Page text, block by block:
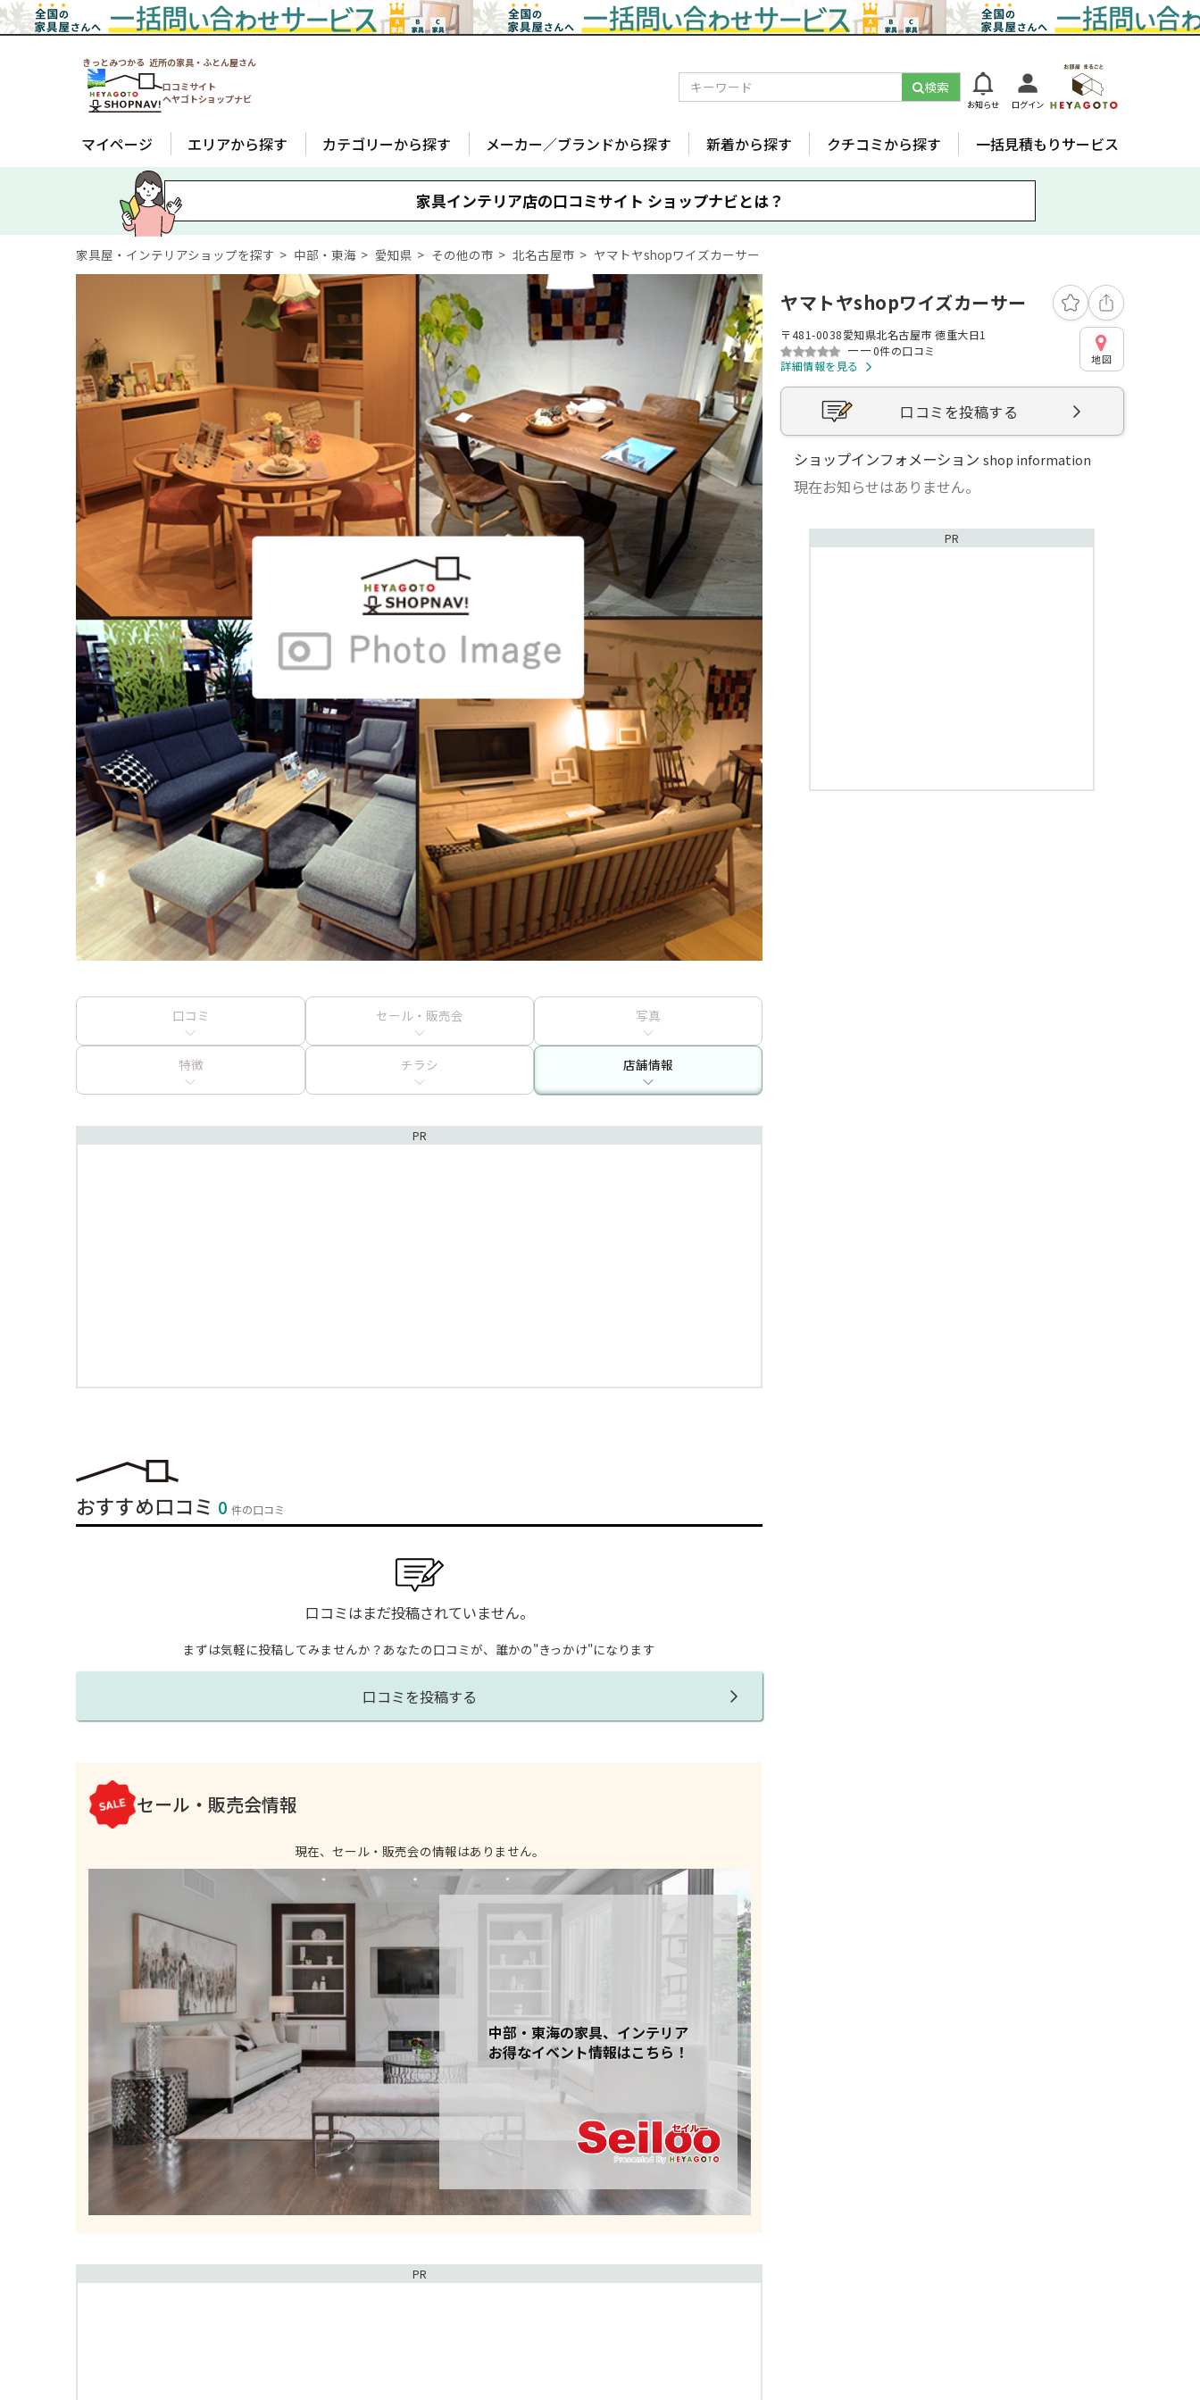
きっとみつかる 近所の家具・ふとん屋さん
口コミサイト
ヘヤゴトショップナビ
検索
お知らせ ログイン
マイページ エリアから探す カテゴリーから探す メーカー／ブランドから探す 新着から探す クチコミから探す 一括見積もりサービス
家具インテリア店の口コミサイト ショップナビとは？
家具屋・インテリアショップを探す 中部・東海 愛知県 その他の市 北名古屋市 ヤマトヤshopワイズカーサー
ヤマトヤshopワイズカーサー
〒481-0038愛知県北名古屋市 徳重大日1
ーー0件の口コミ
詳細情報を見る
地図
口コミを投稿する
ショップインフォメーションshop information
現在お知らせはありません。
PR
口コミ セール・販売会 写真
特徴 チラシ 店舗情報
PR
おすすめ口コミ 0件の口コミ
口コミはまだ投稿されていません。
まずは気軽に投稿してみませんか？ あなたの口コミが、誰かの"きっかけ"になります
口コミを投稿する
セール・販売会情報
現在、セール・販売会の情報はありません。
中部・東海の家具、インテリア
お得なイベント情報はこちら！
PR